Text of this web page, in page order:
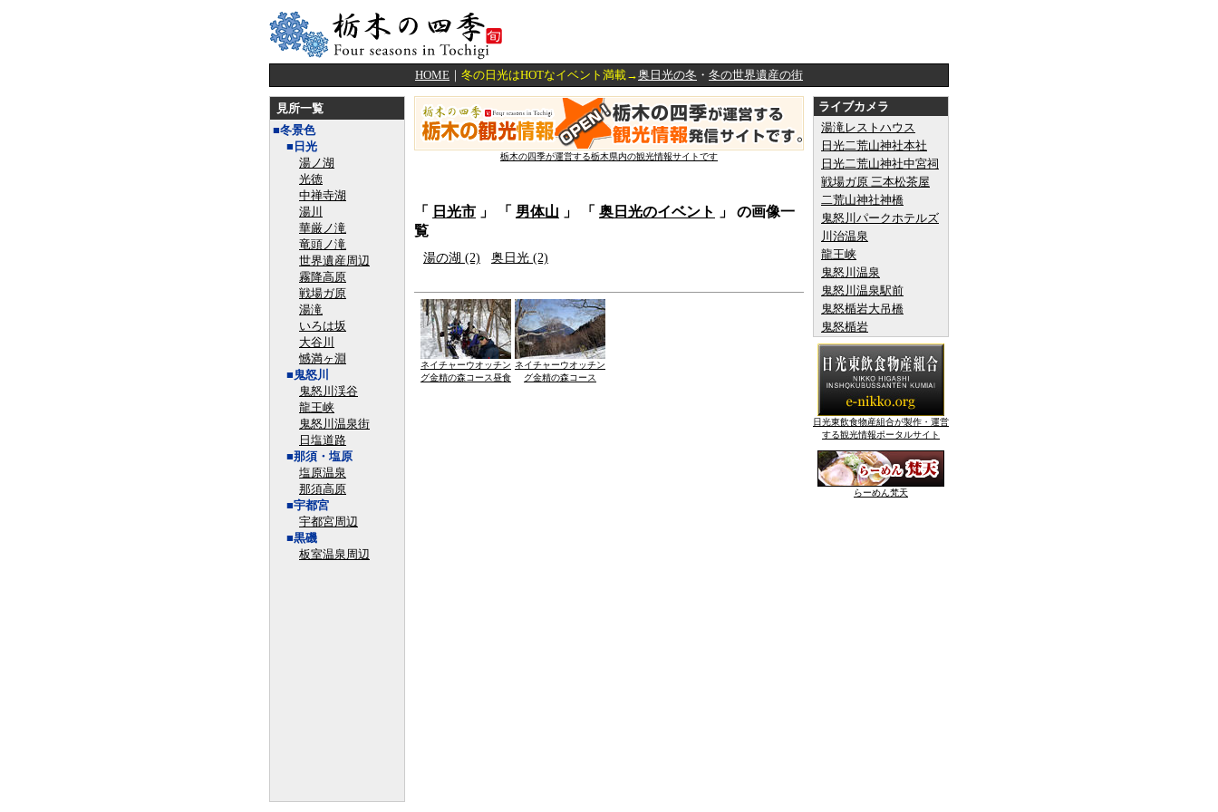
HOME ｜ 冬の日光はHOTなイベント満載→奥日光の冬 ・ 冬の世界遺産の街
見所一覧
■冬景色
■日光
湯ノ湖
光徳
中禅寺湖
湯川
華厳ノ滝
竜頭ノ滝
世界遺産周辺
霧降高原
戦場ガ原
湯滝
いろは坂
大谷川
憾満ヶ淵
■鬼怒川
鬼怒川渓谷
龍王峡
鬼怒川温泉街
日塩道路
■那須・塩原
塩原温泉
那須高原
■宇都宮
宇都宮周辺
■黒磯
板室温泉周辺
栃木の四季が運営する栃木県内の観光情報サイトです
「 日光市 」 「 男体山 」 「 奥日光のイベント
」 の画像一
覧
湯の湖 (2) 奥日光 (2)
ネイチャーウオッチン
グ金精の森コース昼食
ネイチャーウオッチン
グ金精の森コース
ライブカメラ
湯滝レストハウス
日光二荒山神社本社
日光二荒山神社中宮祠
戦場ガ原 三本松茶屋
二荒山神社神橋
鬼怒川パークホテルズ
川治温泉
龍王峡
鬼怒川温泉
鬼怒川温泉駅前
鬼怒楯岩大吊橋
鬼怒楯岩
日光東飲食物産組合が製作・運営
する観光情報ポータルサイト
らーめん梵天